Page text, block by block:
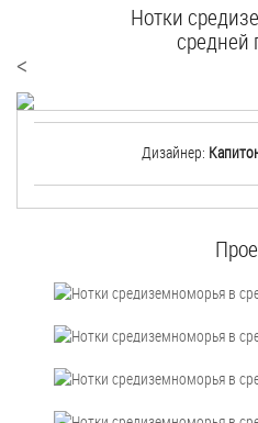
<
Нотки
средней
Дизайнер: